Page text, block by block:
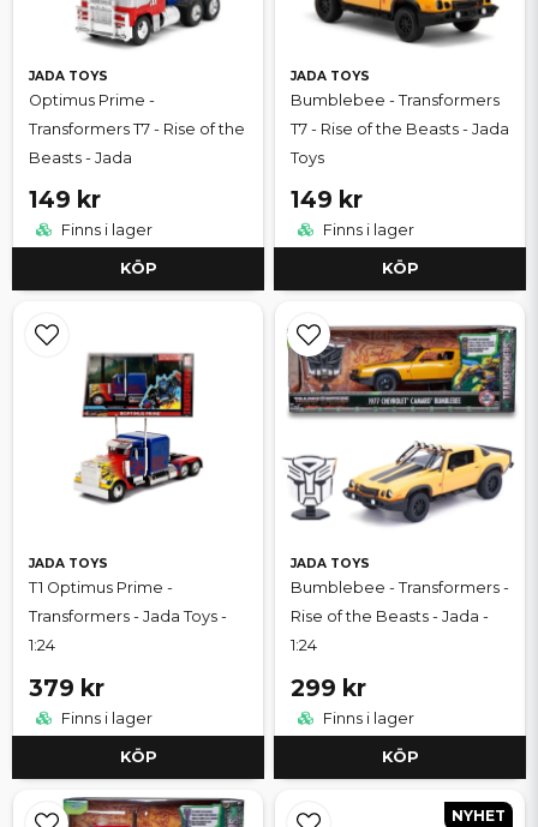
JADA TOYS
Optimus Prime -
Transformers T7 - Rise of the
Beasts - Jada
149 kr
Finns i lager
KÖP
JADA TOYS
Bumblebee - Transformers
T7 - Rise of the Beasts - Jada
Toys
149 kr
Finns i lager
KÖP
JADA TOYS
T1 Optimus Prime -
Transformers - Jada Toys -
1:24
379 kr
Finns i lager
KÖP
JADA TOYS
Bumblebee - Transformers -
Rise of the Beasts - Jada -
1:24
299 kr
Finns i lager
KÖP
NYHET